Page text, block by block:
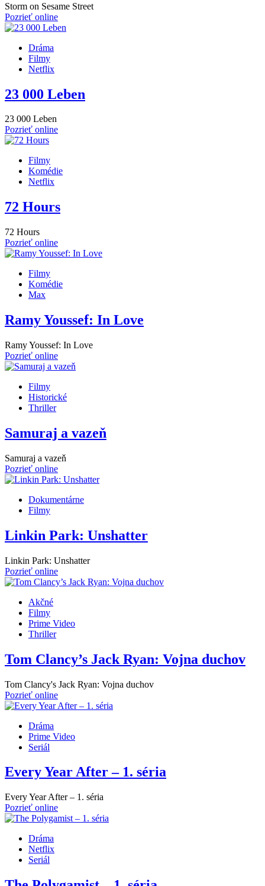
Storm on Sesame Street
Pozrieť online
Dráma
Filmy
Netflix
23 000 Leben
23 000 Leben
Pozrieť online
Filmy
Komédie
Netflix
72 Hours
72 Hours
Pozrieť online
Filmy
Komédie
Max
Ramy Youssef: In Love
Ramy Youssef: In Love
Pozrieť online
Filmy
Historické
Thriller
Samuraj a vazeň
Samuraj a vazeň
Pozrieť online
Dokumentárne
Filmy
Linkin Park: Unshatter
Linkin Park: Unshatter
Pozrieť online
Akčné
Filmy
Prime Video
Thriller
Tom Clancy’s Jack Ryan: Vojna duchov
Tom Clancy's Jack Ryan: Vojna duchov
Pozrieť online
Dráma
Prime Video
Seriál
Every Year After – 1. séria
Every Year After – 1. séria
Pozrieť online
Dráma
Netflix
Seriál